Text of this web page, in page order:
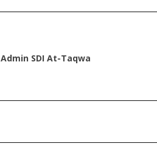
Admin SDI At-Taqwa